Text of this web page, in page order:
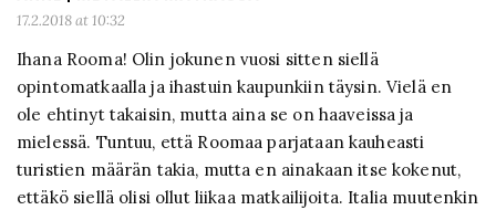
17.2.2018 at 10:32
Ihana Rooma! Olin jokunen vuosi sitten siellä
opintomatkaalla ja ihastuin kaupunkiin täysin. Vielä en
ole ehtinyt takaisin, mutta aina se on haaveissa ja
mielessä. Tuntuu, että Roomaa parjataan kauheasti
turistien määrän takia, mutta en ainakaan itse kokenut,
ettäkö siellä olisi ollut liikaa matkailijoita. Italia muutenkin